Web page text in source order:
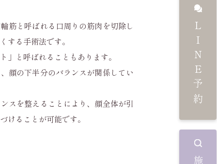
筋と呼ばれる口周りの筋肉を切除し
する手術法です。
」と呼ばれることもあります。
顔の下半分のバランスが関係してい
スを整えることにより、顔全体が引
けることが可能です。
LINE予約